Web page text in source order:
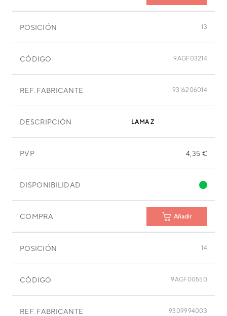
POSICIÓN 13
CÓDIGO 9AGF03214
REF. FABRICANTE 9316206014
DESCRIPCIÓN LAMA Z
PVP 4,35 €
DISPONIBILIDAD
COMPRA Añadir
POSICIÓN 14
CÓDIGO 9AGF00550
REF. FABRICANTE 9309994003